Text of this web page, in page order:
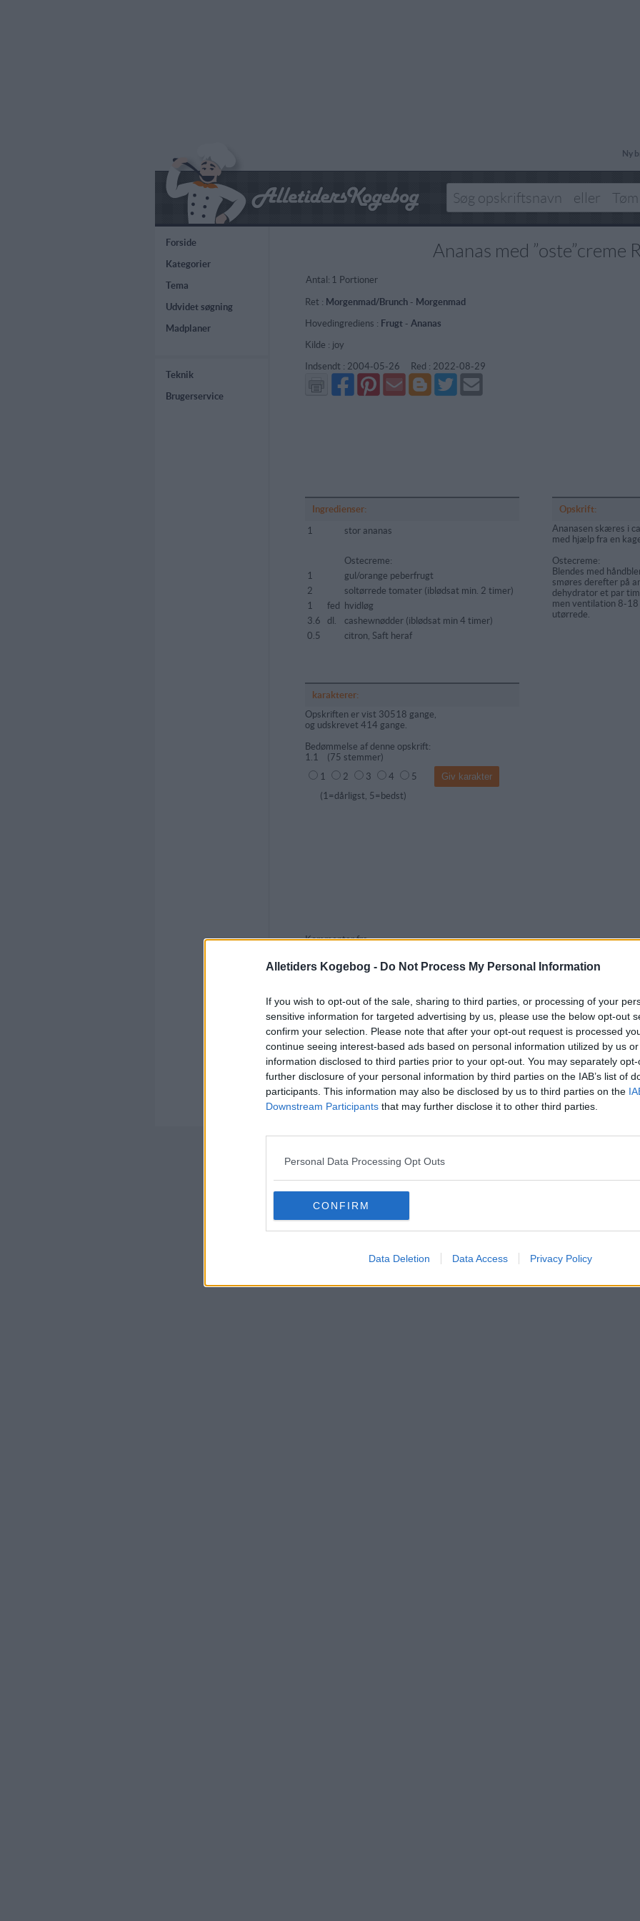
Alletiders Kogebog - Do Not Process My Personal Information
If you wish to opt-out of the sale, sharing to third parties, or processing of your
sensitive information for targeted advertising by us, please use the below opt-out
confirm your selection. Please note that after your opt-out request is processed
continue seeing interest-based ads based on personal information utilized by us
information disclosed to third parties prior to your opt-out. You may separately
further disclosure of your personal information by third parties on the IAB’s list of
participants. This information may also be disclosed by us to third parties on the
Downstream Participants that may further disclose it to other third parties.
Personal Data Processing Opt Outs
CONFIRM
Data Deletion Data Access Privacy Policy
Ny
Forside
Kategorier
Tema
Udvidet søgning
Madplaner
Teknik
Brugerservice
Ananas med ”oste”creme
Antal: 1 Portioner
Ret : Morgenmad/Brunch- Morgenmad
Hovedingrediens : Frugt- Ananas
Kilde : joy
Indsendt : 2004-05-26 Red : 2022-08-29
Del
på
Facebook
Del
på
Pinterest
Send
via
GMail
Del
på
Blogger
Del
på
Twitter
Send
mail
Ingredienser:
1
stor ananas
Ostecreme:
1
gul/orange peberfrugt
2
soltørrede tomater (iblødsat min. 2 timer)
1
fed
hvidløg
3.6
dl.
cashewnødder (iblødsat min 4 timer)
0.5
citron, Saft heraf
Opskrift:
Ananasen skæres i
med hjælp fra en
Ostecreme:
Blendes med
smøres derefter på
dehydrator et par
men ventilation 8-18
utørrede.
karakterer:
Opskriften er vist 30518 gange,
og udskrevet 414 gange.
Bedømmelse af denne opskrift:
1.1 (75 stemmer)
1
2 3 4
5
(1=dårligst, 5=bedst)
Kommentar fra:
Kommentar:
Kommentaren skal godkendes før den bliver synlig
Kommentarer
Der er ikke tilføjet nogen kommentar til denne opskrift endnu
Nyhedsmails - Privatlivspolitik - Kontakt - Om os - Copyright © Alletiders